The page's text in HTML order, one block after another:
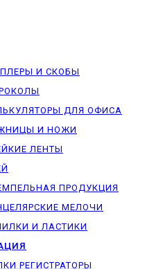
И СКОБЫ
ДЛЯ ОФИСА
И НОЖИ
ЛЕНТЫ
ПРОДУКЦИЯ
МЕЛОЧИ
И ЛАСТИКИ
РЕГИСТРАТОРЫ